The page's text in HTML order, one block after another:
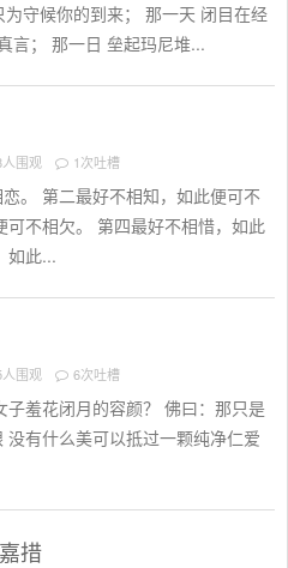
守候你的到来； 那一天 闭目在经
言； 那一日 垒起玛尼堆...
围观 1次吐槽
。 第二最好不相知，如此便可不
不相欠。 第四最好不相惜，如此
如此...
围观 6次吐槽
羞花闭月的容颜？ 佛曰：那只是
有什么美可以抵过一颗纯净仁爱
措